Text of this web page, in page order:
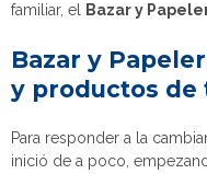
familiar, el
Bazar y
Bazar y
y productos de
Para responder a la
inició de a poco,